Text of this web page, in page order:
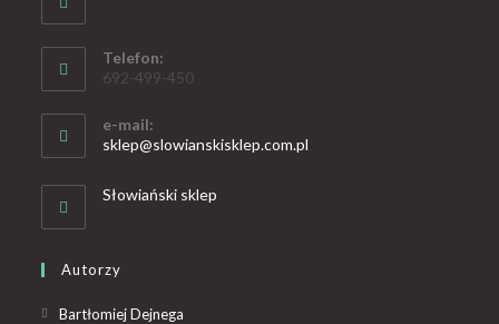
Telefon:
692-499-450
e-mail:
sklep@slowianskisklep.com.pl
Słowiański sklep
Autorzy
Bartłomiej Dejnega